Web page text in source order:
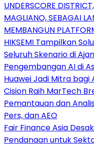
UNDERSCORE
MAGLIANO, SEBAGAI
MEMBANGUN
HIKSEMI Tampilkan
Seluruh Skenario di
Pengembangan AI di
Huawei Jadi Mitra bagi
Cision Raih MarTech
Pemantauan dan
Pers, dan AEO
Fair Finance Asia
Pendanaan untuk